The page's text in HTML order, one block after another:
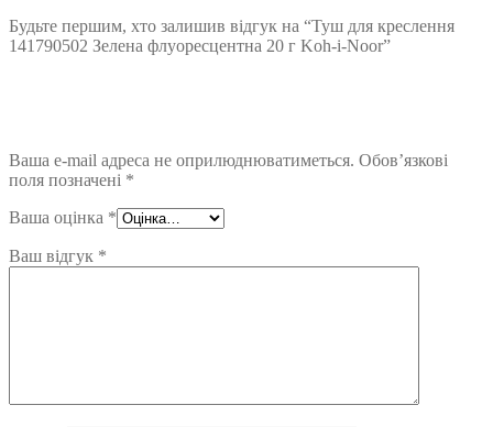
Будьте першим, хто залишив відгук на “Туш для креслення
141790502 Зелена флуоресцентна 20 г Koh-i-Noor”
Ваша e-mail адреса не оприлюднюватиметься. Обов’язкові
поля позначені *
Ваша оцінка *
Ваш відгук *